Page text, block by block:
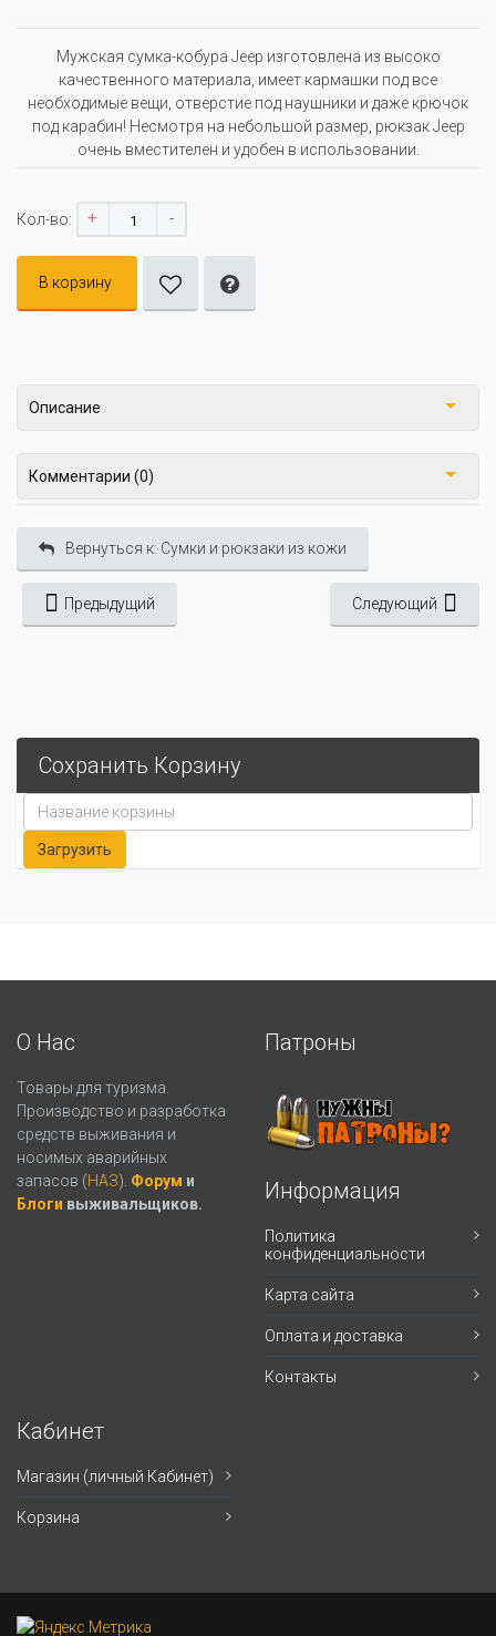
Мужская сумка-кобура Jeep изготовлена из высоко
качественного материала, имеет кармашки под все
необходимые вещи, отверстие под наушники и даже крючок
под карабин! Несмотря на небольшой размер, рюкзак Jeep
очень вместителен и удобен в использовании.
Кол-во: + -
В корзину
Описание
Комментарии (0)
Вернуться к: Сумки и рюкзаки из кожи
Предыдущий Следующий
Сохранить Корзину
О Нас
Товары для туризма.
Производство и разработка
средств выживания и
носимых аварийных
запасов (НАЗ). Форум и
Блоги выживальщиков.
Патроны
Информация
Политика
конфиденциальности
Карта сайта
Оплата и доставка
Контакты
Кабинет
Магазин (личный Кабинет)
Корзина